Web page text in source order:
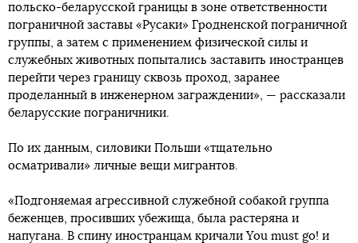
польско-беларусской границы в зоне ответственности
пограничной заставы «Русаки» Гродненской пограничной
группы, а затем с применением физической силы и
служебных животных попытались заставить иностранцев
перейти через границу сквозь проход, заранее
проделанный в инженерном заграждении», — рассказали
беларусские пограничники.
По их данным, силовики Польши «тщательно
осматривали» личные вещи мигрантов.
«Подгоняемая агрессивной служебной собакой группа
беженцев, просивших убежища, была растеряна и
напугана. В спину иностранцам кричали You must go! и